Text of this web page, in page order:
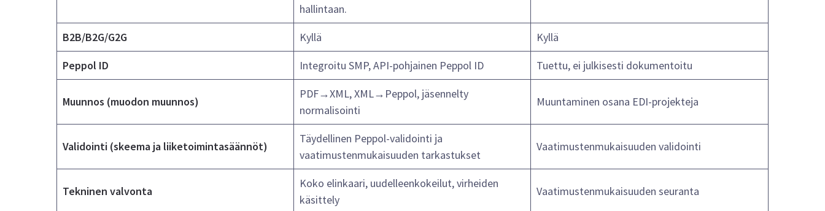
hallintaan.
B2B/B2G/G2G Kyllä
Kyllä
Peppol ID
Integroitu SMP, API-pohjainen Peppol ID Tuettu, ei julkisesti dokumentoitu
Muunnos (muodon muunnos)
PDF→XML, XML→Peppol, jäsennelty
normalisointi
Muuntaminen osana EDI-projekteja
Validointi (skeema ja liiketoimintasäännöt)
Täydellinen Peppol-validointi ja
vaatimustenmukaisuuden tarkastukset
Vaatimustenmukaisuuden validointi
Tekninen valvonta
Koko elinkaari, uudelleenkokeilut, virheiden
käsittely
Vaatimustenmukaisuuden seuranta